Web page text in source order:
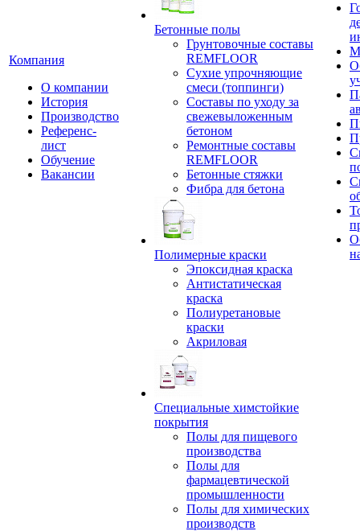
Компания
О компании
История
Производство
Референс-
лист
Обучение
Вакансии
Бетонные полы
Грунтовочные составы
REMFLOOR
Сухие упрочняющие
смеси (топпинги)
Составы по уходу за
свежевыложенным
бетоном
Ремонтные составы
REMFLOOR
Бетонные стяжки
Фибра для бетона
Полимерные краски
Эпоксидная краска
Антистатическая
краска
Полиуретановые
краски
Акриловая
Специальные химстойкие
покрытия
Полы для пищевого
производства
Полы для
фармацевтической
промышленности
Полы для химических
производств